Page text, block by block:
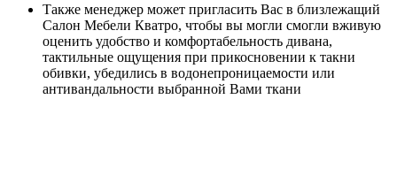
Также менеджер может пригласить Вас в близлежащий
Салон Мебели Кватро, чтобы вы могли смогли вживую
оценить удобство и комфортабельность дивана,
тактильные ощущения при прикосновении к такни
обивки, убедились в водонепроницаемости или
антивандальности выбранной Вами ткани